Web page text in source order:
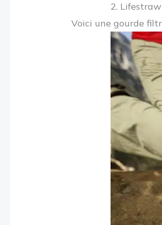
2.
Voici une gourde